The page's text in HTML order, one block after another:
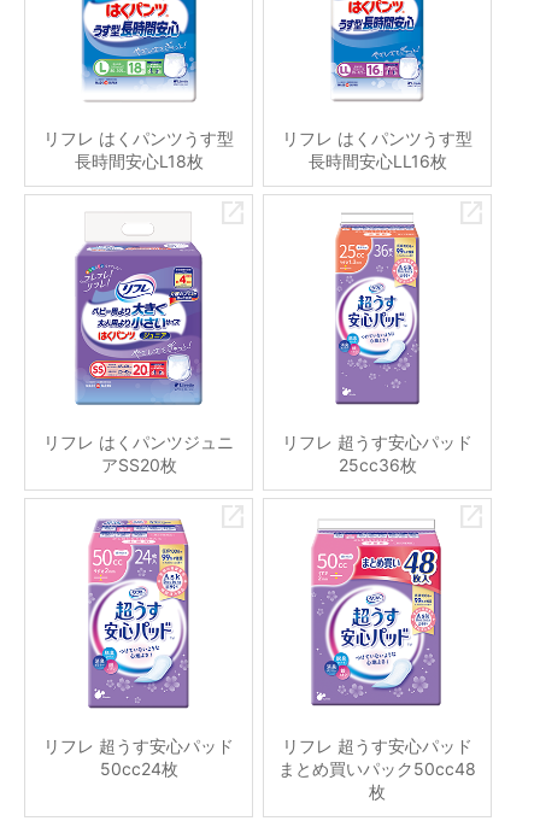
リフレ はくパンツうす型
長時間安心L18枚
リフレ はくパンツうす型
長時間安心LL16枚
リフレ はくパンツジュニ
アSS20枚
リフレ 超うす安心パッド
25cc36枚
リフレ 超うす安心パッド
50cc24枚
リフレ 超うす安心パッド
まとめ買いパック50cc48
枚